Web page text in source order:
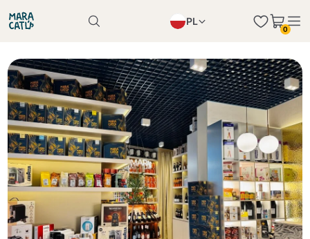
PL
IT
DE
0
Produkt został poprawnie dodany do koszyka
Kontynuuj zakupy
Kontynuuj zakupy
Dodaj minimalną dozwoloną ilość
Kontynuuj zakupy